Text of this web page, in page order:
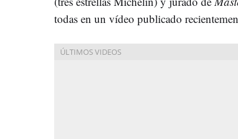
todas en un vídeo publicado